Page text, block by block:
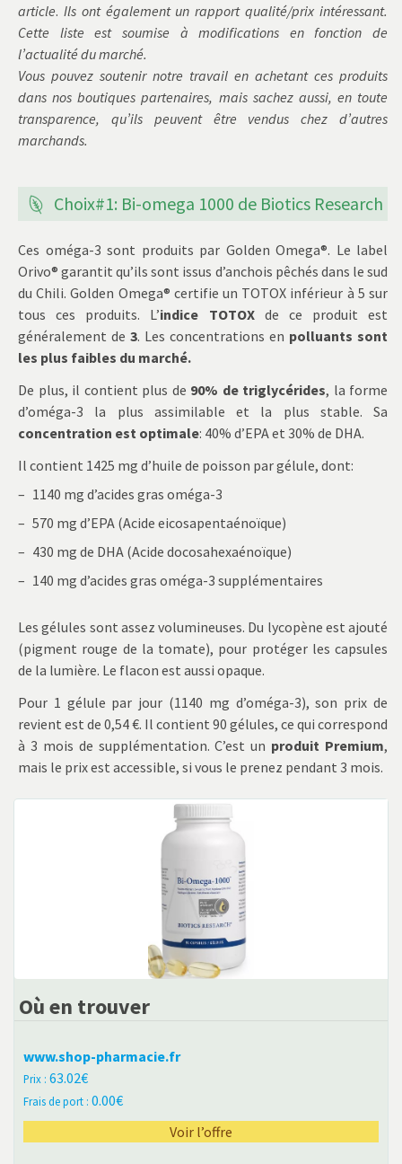
article. Ils ont également un rapport qualité/prix intéressant.
Cette liste est soumise à modifications en fonction de
l’actualité du marché.
Vous pouvez soutenir notre travail en achetant ces produits
dans nos boutiques partenaires, mais sachez aussi, en toute
transparence, qu’ils peuvent être vendus chez d’autres
marchands.
Choix#1: Bi-omega 1000 de Biotics Research
Ces oméga-3 sont produits par Golden Omega®. Le label
Orivo® garantit qu’ils sont issus d’anchois pêchés dans le sud
du Chili. Golden Omega® certifie un TOTOX inférieur à 5 sur
tous ces produits. L’indice TOTOX de ce produit est
généralement de 3. Les concentrations en polluants sont
les plus faibles du marché.
De plus, il contient plus de 90% de triglycérides, la forme
d’oméga-3 la plus assimilable et la plus stable. Sa
concentration est optimale: 40% d’EPA et 30% de DHA.
Il contient 1425 mg d’huile de poisson par gélule, dont:
1140 mg d’acides gras oméga-3
570 mg d’EPA (Acide eicosapentaénoïque)
430 mg de DHA (Acide docosahexaénoïque)
140 mg d’acides gras oméga-3 supplémentaires
Les gélules sont assez volumineuses. Du lycopène est ajouté
(pigment rouge de la tomate), pour protéger les capsules
de la lumière. Le flacon est aussi opaque.
Pour 1 gélule par jour (1140 mg d’oméga-3), son prix de
revient est de 0,54 €. Il contient 90 gélules, ce qui correspond
à 3 mois de supplémentation. C’est un produit Premium,
mais le prix est accessible, si vous le prenez pendant 3 mois.
Où en trouver
www.shop-pharmacie.fr
63.02
0.00
Voir l’offre